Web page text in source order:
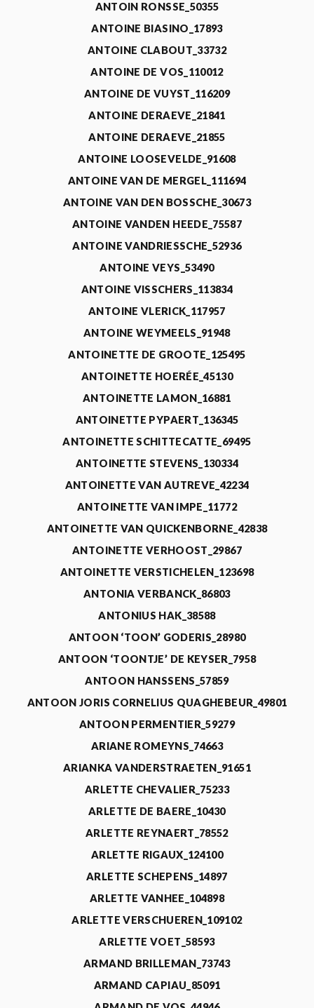
ANTOIN RONSSE_50355
ANTOINE BIASINO_17893
ANTOINE CLABOUT_33732
ANTOINE DE VOS_110012
ANTOINE DE VUYST_116209
ANTOINE DERAEVE_21841
ANTOINE DERAEVE_21855
ANTOINE LOOSEVELDE_91608
ANTOINE VAN DE MERGEL_111694
ANTOINE VAN DEN BOSSCHE_30673
ANTOINE VANDEN HEEDE_75587
ANTOINE VANDRIESSCHE_52936
ANTOINE VEYS_53490
ANTOINE VISSCHERS_113834
ANTOINE VLERICK_117957
ANTOINE WEYMEELS_91948
ANTOINETTE DE GROOTE_125495
ANTOINETTE HOERÉE_45130
ANTOINETTE LAMON_16881
ANTOINETTE PYPAERT_136345
ANTOINETTE SCHITTECATTE_69495
ANTOINETTE STEVENS_130334
ANTOINETTE VAN AUTREVE_42234
ANTOINETTE VAN IMPE_11772
ANTOINETTE VAN QUICKENBORNE_42838
ANTOINETTE VERHOOST_29867
ANTOINETTE VERSTICHELEN_123698
ANTONIA VERBANCK_86803
ANTONIUS HAK_38588
ANTOON ‘TOON’ GODERIS_28980
ANTOON ‘TOONTJE’ DE KEYSER_7958
ANTOON HANSSENS_57859
ANTOON JORIS CORNELIUS QUAGHEBEUR_49801
ANTOON PERMENTIER_59279
ARIANE ROMEYNS_74663
ARIANKA VANDERSTRAETEN_91651
ARLETTE CHEVALIER_75233
ARLETTE DE BAERE_10430
ARLETTE REYNAERT_78552
ARLETTE RIGAUX_124100
ARLETTE SCHEPENS_14897
ARLETTE VANHEE_104898
ARLETTE VERSCHUEREN_109102
ARLETTE VOET_58593
ARMAND BRILLEMAN_73743
ARMAND CAPIAU_85091